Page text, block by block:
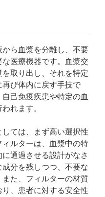
ら血漿を分離し、不要
医療機器です。血漿交
取り出し、それを特定
び体内に戻す手技で
己免疫疾患や特定の血
れます。
ては、まず高い選択性
ルターは、血漿中の特
通過させる設計がなさ
分を残しつつ、不要な
た、フィルターの材質
、患者に対する安全性